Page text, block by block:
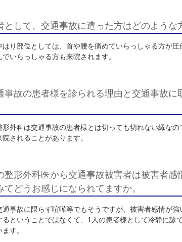
三宅整形外科の独自の強みには、交通事故患者の
応と徹底的な治療、他の医療分野の専門家との強
浦賀のみならず、遠くは北海道からも患者が訪れ
す。
患者として、交通事故に遭った方は
んでいらっしゃる方も来院されます。
か。
来院されることがあります。